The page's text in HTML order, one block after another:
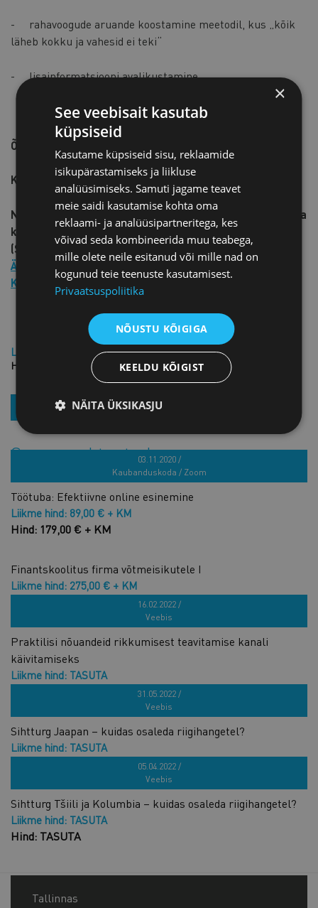
- rahavoogude aruande koostamine meetodil, kus „kõik
läheb kokku ja vahesid ei teki“
- lisainformatsiooni avalikustamine
Õppekavarühm:
Koolitustsükli kestvus:6 akadeemilist tundi
NB! Koolitusel ei käsitleta põhjalikumalt äriühenduste ja
konsolideeritud aruannete koostamise temaatikat.
(Selle teemaline koolitus toimub 17.02.2026:
Äriühendused ja konsolideeritud aruanded | Eesti
Kaubandus-Tööstuskoda)
Liikme hind: 185,00 € + KM
Hind: 375,00 € + KM
REGISTREERU
Sarnased tooted03.11.2020 /
Kaubanduskoda / Zoom
Töötuba: Efektiivne online esinemine
Liikme hind: 89,00 € + KM
Hind: 179,00 € + KM
Finantskoolitus firma võtmeisikutele I
Liikme hind: 275,00 € + KM
16.02.2022 /
Veebis
Praktilisi nõuandeid rikkumisest teavitamise kanali
käivitamiseks
Liikme hind: TASUTA
31.05.2022 /
Veebis
Sihtturg Jaapan – kuidas osaleda riigihangetel?
Liikme hind: TASUTA
05.04.2022 /
Veebis
Sihtturg Tšiili ja Kolumbia – kuidas osaleda riigihangetel?
Liikme hind: TASUTA
Hind: TASUTA
Tallinnas
×
See veebisait kasutab
küpsiseid
Kasutame küpsiseid sisu, reklaamide
isikupärastamiseks ja liikluse
analüüsimiseks. Samuti jagame teavet
meie saidi kasutamise kohta oma
reklaami- ja analüüsipartneritega, kes
võivad seda kombineerida muu teabega,
mille olete neile esitanud või mille nad on
kogunud teie teenuste kasutamisest.
Privaatsuspoliitika
NÕUSTU KÕIGIGA
KEELDU KÕIGIST
NÄITA ÜKSIKASJU